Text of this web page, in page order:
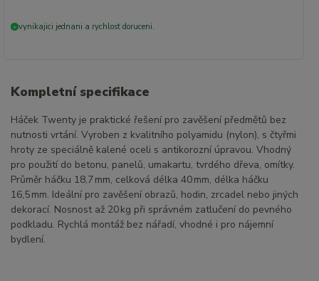
+ vynikajici jednani a rychlost doruceni.
Kompletní specifikace
Háček Twenty je praktické řešení pro zavěšení předmětů bez
nutnosti vrtání. Vyroben z kvalitního polyamidu (nylon), s čtyřmi
hroty ze speciálně kalené oceli s antikorozní úpravou. Vhodný
pro použití do betonu, panelů, umakartu, tvrdého dřeva, omítky.
Průměr háčku 18,7 mm, celková délka 40 mm, délka háčku
16,5 mm. Ideální pro zavěšení obrazů, hodin, zrcadel nebo jiných
dekorací. Nosnost až 20 kg při správném zatlučení do pevného
podkladu. Rychlá montáž bez nářadí, vhodné i pro nájemní
bydlení.